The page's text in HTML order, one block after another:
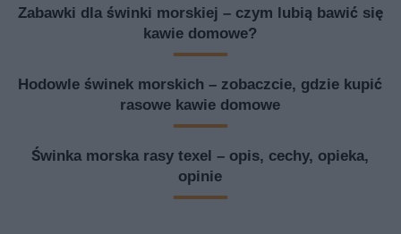
Zabawki dla świnki morskiej – czym lubią bawić się
kawie domowe?
Hodowle świnek morskich – zobaczcie, gdzie kupić
rasowe kawie domowe
Świnka morska rasy texel – opis, cechy, opieka,
opinie